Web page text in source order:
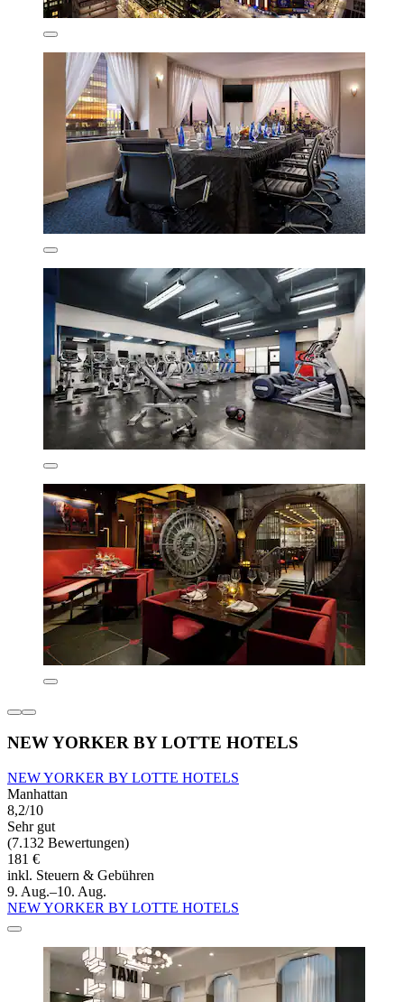
NEW YORKER BY LOTTE HOTELS
NEW YORKER BY LOTTE HOTELS
Manhattan
8,2/10
Sehr gut
(7.132 Bewertungen)
181 €
inkl. Steuern & Gebühren
9. Aug.–10. Aug.
NEW YORKER BY LOTTE HOTELS